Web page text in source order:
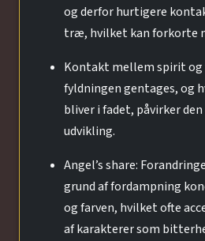
og derfor hurtigere
træ, hvilket kan forkorte
Kontakt mellem spirit og
fyldningen gentages, og
bliver i fadet, påvirker
udvikling.
Angel’s share:
grund af fordampning
og farven, hvilket ofte
af karakterer som